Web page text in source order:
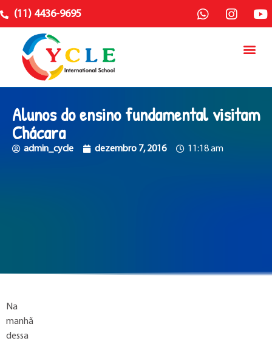
(11) 4436-9695
Alunos do ensino fundamental visitam
Chácara
admin_cycle dezembro 7, 2016 11:18 am
Na
manhã
dessa